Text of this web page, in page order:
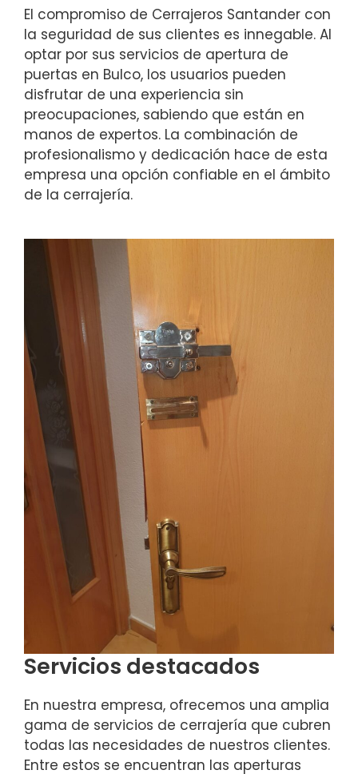
El compromiso de Cerrajeros Santander con
la seguridad de sus clientes es innegable. Al
optar por sus servicios de apertura de
puertas en Bulco, los usuarios pueden
disfrutar de una experiencia sin
preocupaciones, sabiendo que están en
manos de expertos. La combinación de
profesionalismo y dedicación hace de esta
empresa una opción confiable en el ámbito
de la cerrajería.
Servicios destacados
En nuestra empresa, ofrecemos una amplia
gama de servicios de cerrajería que cubren
todas las necesidades de nuestros clientes.
Entre estos se encuentran las aperturas